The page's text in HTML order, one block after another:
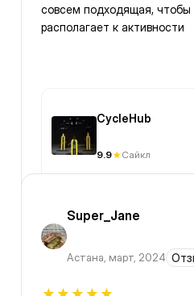
совсем подходящая, чтобы
располагает к активности
CycleHub
9.9 Сайкл
Super_Jane
Астана, март, 2024